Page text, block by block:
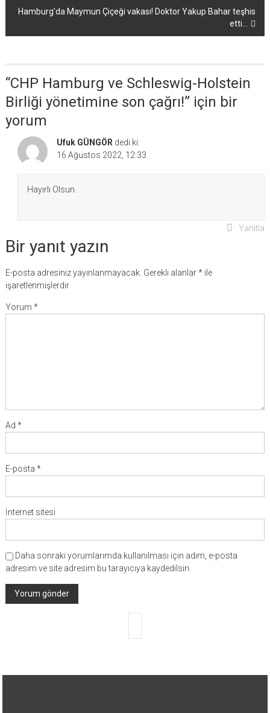
Hamburg’da Maymun Çiçeği vakası! Doktor Yakup Bahar teşhis
etti…
“CHP Hamburg ve Schleswig-Holstein
Birliği yönetimine son çağrı!” için bir
yorum
Ufuk GÜNGÖR dedi ki:
16 Ağustos 2022, 12:33
Hayırlı Olsun.
Yanıtla
Bir yanıt yazın
E-posta adresiniz yayınlanmayacak. Gerekli alanlar*ile
işaretlenmişlerdir
Yorum *
Ad *
E-posta *
İnternet sitesi
Daha sonraki yorumlarımda kullanılması için adım, e-posta
adresim ve site adresim bu tarayıcıya kaydedilsin.